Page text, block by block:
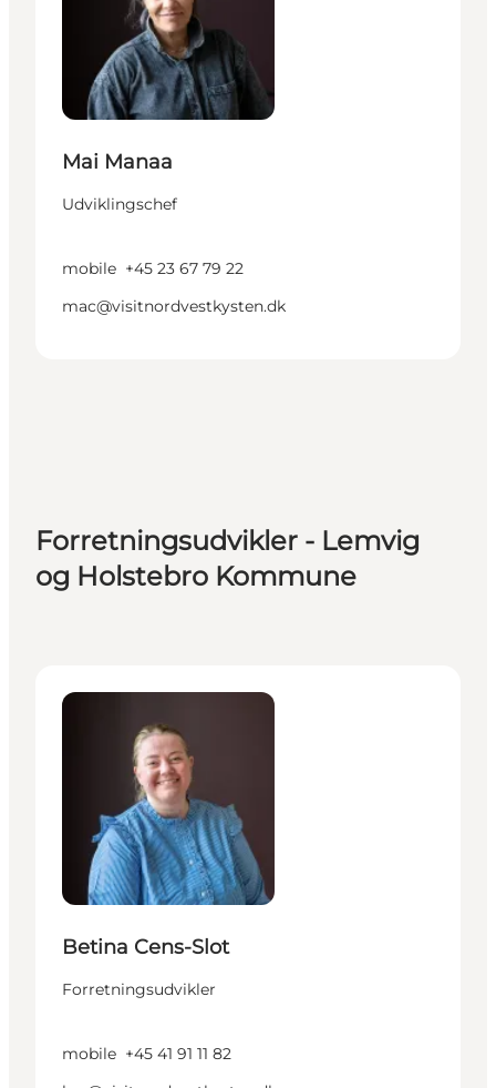
Mai Manaa
Udviklingschef
mobile +45 23 67 79 22
mac@visitnordvestkysten.dk
Forretningsudvikler - Lemvig
og Holstebro Kommune
Betina Cens-Slot
Forretningsudvikler
mobile +45 41 91 11 82